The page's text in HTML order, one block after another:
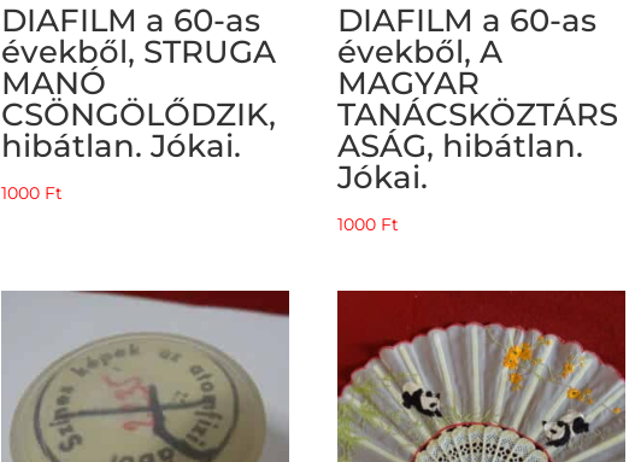
DIAFILM a 60-as
évekből, STRUGA
MANÓ
CSÖNGÖLŐDZIK,
hibátlan. Jókai.
1000 Ft
DIAFILM a 60-as
évekből, A
MAGYAR
TANÁCSKÖZTÁRS
ASÁG, hibátlan.
Jókai.
1000 Ft